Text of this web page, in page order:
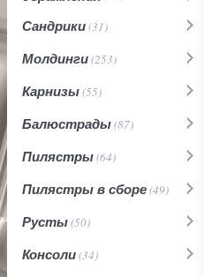
Сандрики(31)
Молдинги(253)
Карнизы(55)
Балюстрады(87)
Пилястры(64)
Пилястры в сборе(49)
Русты(50)
Консоли(34)